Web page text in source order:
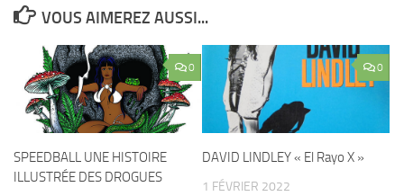
VOUS AIMEREZ AUSSI...
0
SPEEDBALL UNE HISTOIRE
ILLUSTRÉE DES DROGUES
0
DAVID LINDLEY « El Rayo X »
1 FÉVRIER 2022